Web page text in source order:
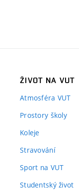
ŽIVOT NA VUT
Atmosféra VUT
Prostory školy
Koleje
Stravování
Sport na VUT
Studentský život